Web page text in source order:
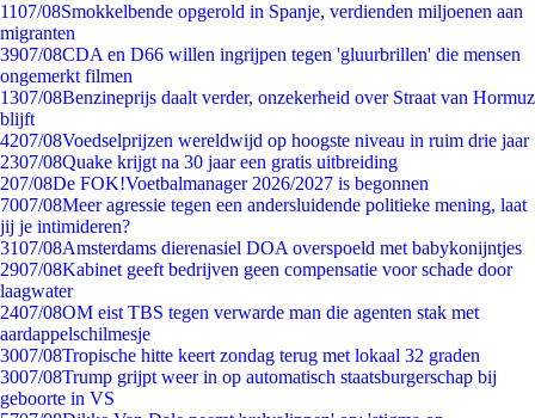
1107/08Smokkelbende opgerold in Spanje, verdienden miljoenen aan
migranten
3907/08CDA en D66 willen ingrijpen tegen 'gluurbrillen' die mensen
ongemerkt filmen
1307/08Benzineprijs daalt verder, onzekerheid over Straat van Hormuz
blijft
4207/08Voedselprijzen wereldwijd op hoogste niveau in ruim drie jaar
2307/08Quake krijgt na 30 jaar een gratis uitbreiding
207/08De FOK!Voetbalmanager 2026/2027 is begonnen
7007/08Meer agressie tegen een andersluidende politieke mening, laat
jij je intimideren?
3107/08Amsterdams dierenasiel DOA overspoeld met babykonijntjes
2907/08Kabinet geeft bedrijven geen compensatie voor schade door
laagwater
2407/08OM eist TBS tegen verwarde man die agenten stak met
aardappelschilmesje
3007/08Tropische hitte keert zondag terug met lokaal 32 graden
3007/08Trump grijpt weer in op automatisch staatsburgerschap bij
geboorte in VS